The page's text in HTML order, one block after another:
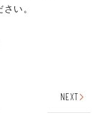
い。
NEXT